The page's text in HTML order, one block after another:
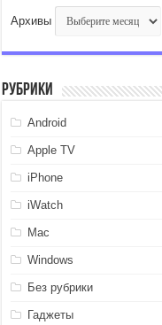
Архивы
Рубрики
Android
Apple TV
iPhone
iWatch
Mac
Windows
Без рубрики
Гаджеты